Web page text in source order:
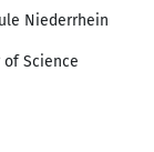
Niederrhein
Science